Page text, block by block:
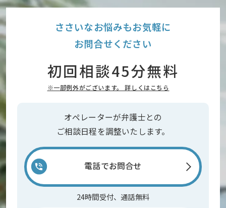
ささいなお悩みもお気軽に
お問合せください
初回相談45分無料
※一部例外がございます。 詳しくはこちら
オペレーターが弁護士との
ご相談日程を調整いたします。
電話でお問合せ
24時間受付、通話無料